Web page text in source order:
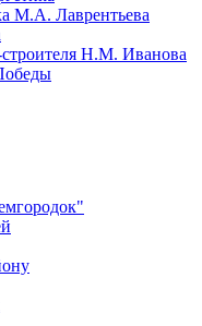
М.А. Лаврентьева
Н.М. Иванова